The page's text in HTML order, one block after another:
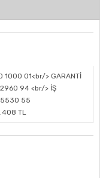
1000 01<br/> GARANTİ
94 <br/> İŞ
5530 55
TL